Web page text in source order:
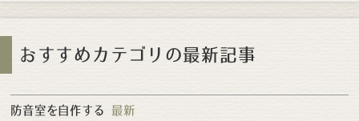
おすすめカテゴリの最新記事
防音室を自作する 最新